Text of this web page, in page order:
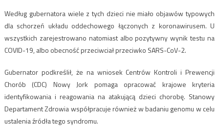
Według gubernatora wiele z tych dzieci nie miało objawów typowych
dla schorzeń układu oddechowego łączonych z koronawirusem. U
wszystkich zarejestrowano natomiast albo pozytywny wynik testu na
COVID-19, albo obecność przeciwciał przeciwko SARS-CoV-2.
Gubernator podkreślił, że na wniosek Centrów Kontroli i Prewencji
Chorób (CDC) Nowy Jork pomaga opracować krajowe kryteria
identyfikowania i reagowania na atakującą dzieci chorobę. Stanowy
Departament Zdrowia współpracuje również w badaniu genomu w celu
ustalenia źródła tego syndromu.